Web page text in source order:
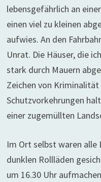
lebensgefährlich an
einen viel zu kleinen
aufwies. An den
Unrat. Die Häuser, die
stark durch Mauern
Zeichen von
Schutzvorkehrungen
einer zugemüllten
Im Ort selbst waren alle
dunklen Rollläden
um 16.30 Uhr